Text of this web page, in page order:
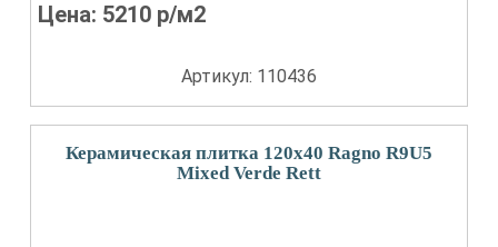
Цена: 5210 р/м2
Артикул: 110436
Керамическая плитка 120x40 Ragno R9U5
Mixed Verde Rett